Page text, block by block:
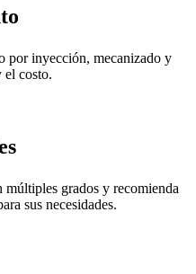
por inyección, mecanizado y
el costo.
múltiples grados y recomienda
sus necesidades.